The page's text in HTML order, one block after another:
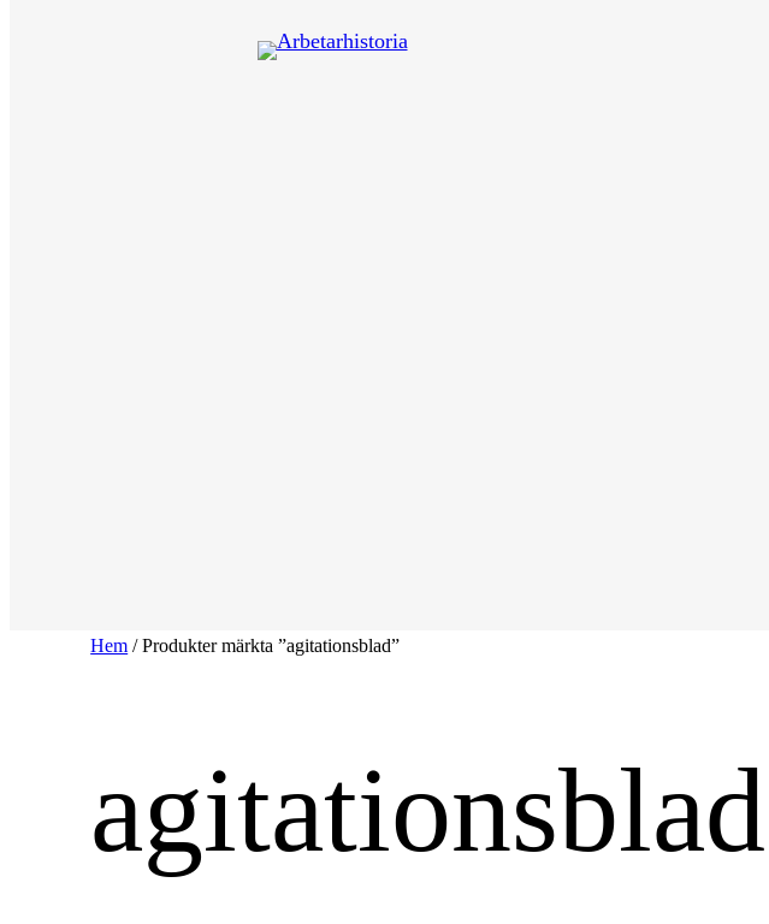
Hem / Produkter märkta ”agitationsblad”
agitationsblad